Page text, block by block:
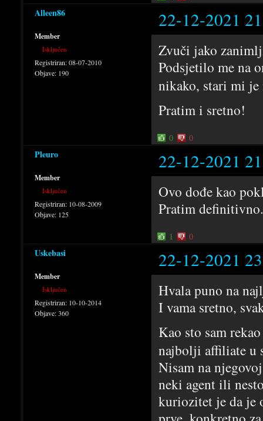
Alleen86 22-12-2021
Member
Isključen
Registriran:08-07-2010
Objave: 190
Zvuči jako
Podsjetilo me na
nikako, stari mi
Pratim i sretno!
0 0
Pleuro 22-12-2021
Member
Isključen
Registriran: 10-08-2009
Objave: 125
Ovo dođe kao
Pratim definitivno.
1 0
Uskebasi 22-12-2021
Member
Isključen
Registriran: 10-10-2014
Objave:360
Hvala puno na
I vama sretno,
Kao sto sam
najbolji affiliate
Nisam na
neki agent ili
kuriozitet je da je